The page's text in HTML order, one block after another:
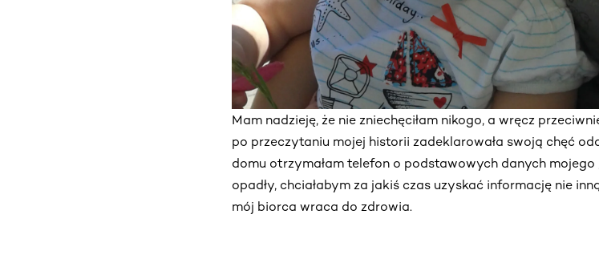
Mam nadzieję, że nie zniechęciłam nikogo, a wręcz
po przeczytaniu mojej historii zadeklarowała swoją chęć
domu otrzymałam telefon o podstawowych danych
opadły, chciałabym za jakiś czas uzyskać informację nie
mój biorca wraca do zdrowia.